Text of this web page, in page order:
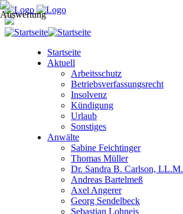
Startseite
Aktuell
Arbeitsschutz
Betriebsverfassungsrecht
Insolvenz
Kündigung
Urlaub
Sonstiges
Anwälte
Sabine Feichtinger
Thomas Müller
Dr. Sandra B. Carlson, LL.M.
Andreas Bartelmeß
Axel Angerer
Georg Sendelbeck
Sebastian Lohneis